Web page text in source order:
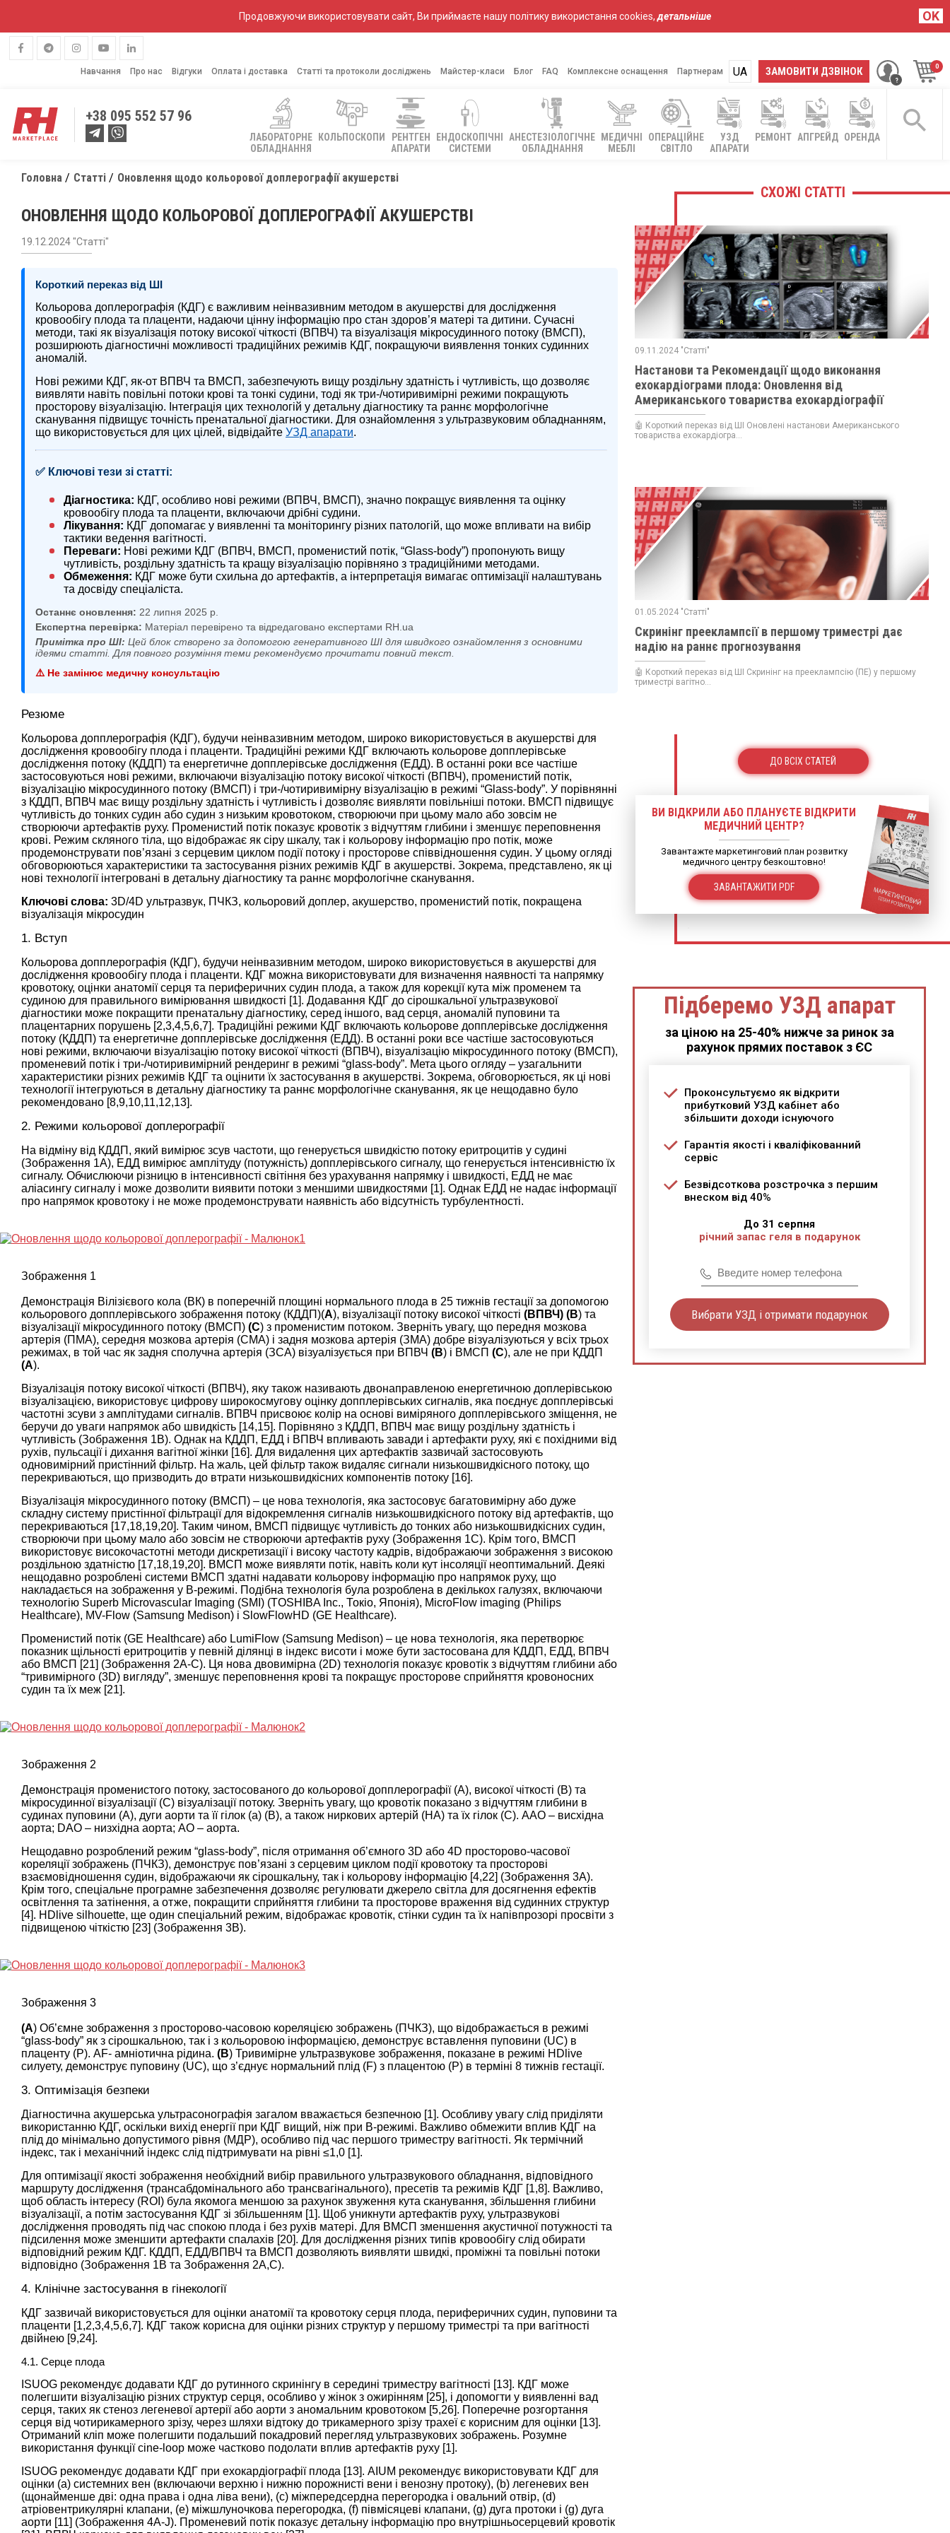
Продовжуючи використовувати сайт, Ви приймаєте нашу політику використання cookies,детальніше OK
Навчання Про нас Відгуки Оплата і доставка Статті та протоколи досліджень Майстер-класи Блог FAQ Комплексне оснащення Партнерам ЗАМОВИТИ ДЗВІНОК
UA
RU
+38 095 552 57 96
ЛАБОРАТОРНЕ
ОБЛАДНАННЯ
КОЛЬПОСКОПИ
РЕНТГЕН
АПАРАТИ
ЕНДОСКОПІЧНІ
СИСТЕМИ
АНЕСТЕЗІОЛОГІЧНЕ
ОБЛАДНАННЯ
МЕДИЧНІ
МЕБЛІ
ОПЕРАЦІЙНЕ
СВІТЛО
УЗД
АПАРАТИ
РЕМОНТ АПГРЕЙД ОРЕНДА
Головна Статті Оновлення щодо кольорової доплерографії акушерстві
ОНОВЛЕННЯ ЩОДО КОЛЬОРОВОЇ ДОПЛЕРОГРАФІЇ АКУШЕРСТВІ
19.12.2024 "Статті"
Короткий переказ від ШІ
Кольорова доплерографія (КДГ) є важливим неінвазивним методом в акушерстві для дослідження
кровообігу плода та плаценти, надаючи цінну інформацію про стан здоров’я матері та дитини. Сучасні
методи, такі як візуалізація потоку високої чіткості (ВПВЧ) та візуалізація мікросудинного потоку (ВМСП),
розширюють діагностичні можливості традиційних режимів КДГ, покращуючи виявлення тонких судинних
аномалій.
Нові режими КДГ, як-от ВПВЧ та ВМСП, забезпечують вищу роздільну здатність і чутливість, що дозволяє
виявляти навіть повільні потоки крові та тонкі судини, тоді як три-/чотиривимірні режими покращують
просторову візуалізацію. Інтеграція цих технологій у детальну діагностику та раннє морфологічне
сканування підвищує точність пренатальної діагностики. Для ознайомлення з ультразвуковим обладнанням,
що використовується для цих цілей, відвідайте УЗД апарати.
✅ Ключові тези зі статті:
Діагностика: КДГ, особливо нові режими (ВПВЧ, ВМСП), значно покращує виявлення та оцінку
кровообігу плода та плаценти, включаючи дрібні судини.
Лікування: КДГ допомагає у виявленні та моніторингу різних патологій, що може впливати на вибір
тактики ведення вагітності.
Переваги: Нові режими КДГ (ВПВЧ, ВМСП, променистий потік, “Glass-body”) пропонують вищу
чутливість, роздільну здатність та кращу візуалізацію порівняно з традиційними методами.
Обмеження: КДГ може бути схильна до артефактів, а інтерпретація вимагає оптимізації налаштувань
та досвіду спеціаліста.
Останнє оновлення: 22 липня 2025 р.
Експертна перевірка: Матеріал перевірено та відредаговано експертами RH.ua
Примітка про ШІ: Цей блок створено за допомогою генеративного ШІ для швидкого ознайомлення з основними
ідеями статті. Для повного розуміння теми рекомендуємо прочитати повний текст.
⚠️ Не замінює медичну консультацію
Резюме
Кольорова допплерографія (КДГ), будучи неінвазивним методом, широко використовується в акушерстві для
дослідження кровообігу плода і плаценти. Традиційні режими КДГ включають кольорове допплерівське
дослідження потоку (КДДП) та енергетичне допплерівське дослідження (ЕДД). В останні роки все частіше
застосовуються нові режими, включаючи візуалізацію потоку високої чіткості (ВПВЧ), променистий потік,
візуалізацію мікросудинного потоку (ВМСП) і три-/чотиривимірну візуалізацію в режимі “Glass-body”. У порівнянні
з КДДП, ВПВЧ має вищу роздільну здатність і чутливість і дозволяє виявляти повільніші потоки. ВМСП підвищує
чутливість до тонких судин або судин з низьким кровотоком, створюючи при цьому мало або зовсім не
створюючи артефактів руху. Променистий потік показує кровотік з відчуттям глибини і зменшує переповнення
крові. Режим скляного тіла, що відображає як сіру шкалу, так і кольорову інформацію про потік, може
продемонструвати пов’язані з серцевим циклом події потоку і просторове співвідношення судин. У цьому огляді
обговорюються характеристики та застосування різних режимів КДГ в акушерстві. Зокрема, представлено, як ці
нові технології інтегровані в детальну діагностику та раннє морфологічне сканування.
Ключові слова: 3D/4D ультразвук, ПЧКЗ, кольоровий доплер, акушерство, променистий потік, покращена
візуалізація мікросудин
1. Вступ
Кольорова допплерографія (КДГ), будучи неінвазивним методом, широко використовується в акушерстві для
дослідження кровообігу плода і плаценти. КДГ можна використовувати для визначення наявності та напрямку
кровотоку, оцінки анатомії серця та периферичних судин плода, а також для корекції кута між променем та
судиною для правильного вимірювання швидкості [1]. Додавання КДГ до сірошкальної ультразвукової
діагностики може покращити пренатальну діагностику, серед іншого, вад серця, аномалій пуповини та
плацентарних порушень [2,3,4,5,6,7]. Традиційні режими КДГ включають кольорове допплерівське дослідження
потоку (КДДП) та енергетичне допплерівське дослідження (ЕДД). В останні роки все частіше застосовуються
нові режими, включаючи візуалізацію потоку високої чіткості (ВПВЧ), візуалізацію мікросудинного потоку (ВМСП),
променевий потік і три-/чотиривимірний рендеринг в режимі “glass-body”. Мета цього огляду – узагальнити
характеристики різних режимів КДГ та оцінити їх застосування в акушерстві. Зокрема, обговорюється, як ці нові
технології інтегруються в детальну діагностику та раннє морфологічне сканування, як це нещодавно було
рекомендовано [8,9,10,11,12,13].
2. Режими кольорової доплерографії
На відміну від КДДП, який вимірює зсув частоти, що генерується швидкістю потоку еритроцитів у судині
(Зображення 1A), ЕДД вимірює амплітуду (потужність) допплерівського сигналу, що генерується інтенсивністю їх
сигналу. Обчислюючи різницю в інтенсивності світіння без урахування напрямку і швидкості, ЕДД не має
аліасингу сигналу і може дозволити виявити потоки з меншими швидкостями [1]. Однак ЕДД не надає інформації
про напрямок кровотоку і не може продемонструвати наявність або відсутність турбулентності.
Зображення 1
Демонстрація Вілізієвого кола (ВК) в поперечній площині нормального плода в 25 тижнів гестації за допомогою
кольорового допплерівського зображення потоку (КДДП)(A), візуалізації потоку високої чіткості (ВПВЧ) (B) та
візуалізації мікросудинного потоку (ВМСП) (C) з променистим потоком. Зверніть увагу, що передня мозкова
артерія (ПМА), середня мозкова артерія (СМА) і задня мозкова артерія (ЗМА) добре візуалізуються у всіх трьох
режимах, в той час як задня сполучна артерія (ЗСА) візуалізується при ВПВЧ (B) і ВМСП (C), але не при КДДП
(A).
Візуалізація потоку високої чіткості (ВПВЧ), яку також називають двонаправленою енергетичною доплерівською
візуалізацією, використовує цифрову широкосмугову оцінку допплерівських сигналів, яка поєднує допплерівські
частотні зсуви з амплітудами сигналів. ВПВЧ присвоює колір на основі виміряного допплерівського зміщення, не
беручи до уваги напрямок або швидкість [14,15]. Порівняно з КДДП, ВПВЧ має вищу роздільну здатність і
чутливість (Зображення 1B). Однак на КДДП, ЕДД і ВПВЧ впливають завади і артефакти руху, які є похідними від
рухів, пульсації і дихання вагітної жінки [16]. Для видалення цих артефактів зазвичай застосовують
одновимірний пристінний фільтр. На жаль, цей фільтр також видаляє сигнали низькошвидкісного потоку, що
перекриваються, що призводить до втрати низькошвидкісних компонентів потоку [16].
Візуалізація мікросудинного потоку (ВМСП) – це нова технологія, яка застосовує багатовимірну або дуже
складну систему пристінної фільтрації для відокремлення сигналів низькошвидкісного потоку від артефактів, що
перекриваються [17,18,19,20]. Таким чином, ВМСП підвищує чутливість до тонких або низькошвидкісних судин,
створюючи при цьому мало або зовсім не створюючи артефактів руху (Зображення 1C). Крім того, ВМСП
використовує високочастотні методи дискретизації і високу частоту кадрів, відображаючи зображення з високою
роздільною здатністю [17,18,19,20]. ВМСП може виявляти потік, навіть коли кут інсоляції неоптимальний. Деякі
нещодавно розроблені системи ВМСП здатні надавати кольорову інформацію про напрямок руху, що
накладається на зображення у В-режимі. Подібна технологія була розроблена в декількох галузях, включаючи
технологію Superb Microvascular Imaging (SMI) (TOSHIBA Inc., Токіо, Японія), MicroFlow imaging (Philips
Healthcare), MV-Flow (Samsung Medison) і SlowFlowHD (GE Healthcare).
Променистий потік (GE Healthcare) або LumiFlow (Samsung Medison) – це нова технологія, яка перетворює
показник щільності еритроцитів у певній ділянці в індекс висоти і може бути застосована для КДДП, ЕДД, ВПВЧ
або ВМСП [21] (Зображення 2A-C). Ця нова двовимірна (2D) технологія показує кровотік з відчуттям глибини або
“тривимірного (3D) вигляду”, зменшує переповнення крові та покращує просторове сприйняття кровоносних
судин та їх меж [21].
Зображення 2
Демонстрація променистого потоку, застосованого до кольорової допплерографії (А), високої чіткості (В) та
мікросудинної візуалізації (С) візуалізації потоку. Зверніть увагу, що кровотік показано з відчуттям глибини в
судинах пуповини (А), дуги аорти та її гілок (а) (В), а також ниркових артерій (НА) та їх гілок (С). AAO – висхідна
аорта; DAO – низхідна аорта; AO – аорта.
Нещодавно розроблений режим “glass-body”, після отримання об’ємного 3D або 4D просторово-часової
кореляції зображень (ПЧКЗ), демонструє пов’язані з серцевим циклом події кровотоку та просторові
взаємовідношення судин, відображаючи як сірошкальну, так і кольорову інформацію [4,22] (Зображення 3А).
Крім того, спеціальне програмне забезпечення дозволяє регулювати джерело світла для досягнення ефектів
освітлення та затінення, а отже, покращити сприйняття глибини та просторове враження від судинних структур
[4]. HDlive silhouette, ще один спеціальний режим, відображає кровотік, стінки судин та їх напівпрозорі просвіти з
підвищеною чіткістю [23] (Зображення 3В).
Зображення 3
(А) Об’ємне зображення з просторово-часовою кореляцією зображень (ПЧКЗ), що відображається в режимі
“glass-body” як з сірошкальною, так і з кольоровою інформацією, демонструє вставлення пуповини (UC) в
плаценту (P). AF- амніотична рідина. (B) Тривимірне ультразвукове зображення, показане в режимі HDlive
силуету, демонструє пуповину (UC), що з’єднує нормальний плід (F) з плацентою (P) в терміні 8 тижнів гестації.
3. Оптимізація безпеки
Діагностична акушерська ультрасонографія загалом вважається безпечною [1]. Особливу увагу слід приділяти
використанню КДГ, оскільки вихід енергії при КДГ вищий, ніж при В-режимі. Важливо обмежити вплив КДГ на
плід до мінімально допустимого рівня (МДР), особливо під час першого триместру вагітності. Як термічний
індекс, так і механічний індекс слід підтримувати на рівні ≤1,0 [1].
Для оптимізації якості зображення необхідний вибір правильного ультразвукового обладнання, відповідного
маршруту дослідження (трансабдомінального або трансвагінального), пресетів та режимів КДГ [1,8]. Важливо,
щоб область інтересу (ROI) була якомога меншою за рахунок звуження кута сканування, збільшення глибини
візуалізації, а потім застосування КДГ зі збільшенням [1]. Щоб уникнути артефактів руху, ультразвукові
дослідження проводять під час спокою плода і без рухів матері. Для ВМСП зменшення акустичної потужності та
підсилення може зменшити артефакти спалахів [20]. Для дослідження різних типів кровообігу слід обирати
відповідний режим КДГ. КДДП, ЕДД/ВПВЧ та ВМСП дозволяють виявляти швидкі, проміжні та повільні потоки
відповідно (Зображення 1B та Зображення 2A,C).
4. Клінічне застосування в гінекології
КДГ зазвичай використовується для оцінки анатомії та кровотоку серця плода, периферичних судин, пуповини та
плаценти [1,2,3,4,5,6,7]. КДГ також корисна для оцінки різних структур у першому триместрі та при вагітності
двійнею [9,24].
4.1. Серце плода
ISUOG рекомендує додавати КДГ до рутинного скринінгу в середині триместру вагітності [13]. КДГ може
полегшити візуалізацію різних структур серця, особливо у жінок з ожирінням [25], і допомогти у виявленні вад
серця, таких як стеноз легеневої артерії або аорти з аномальним кровотоком [5,26]. Поперечне розгортання
серця від чотирикамерного зрізу, через шляхи відтоку до трикамерного зрізу трахеї є корисним для оцінки [13].
Отриманий кліп може полегшити подальший покадровий перегляд ультразвукових зображень. Розумне
використання функції cine-loop може частково подолати вплив артефактів руху [1].
ISUOG рекомендує додавати КДГ при ехокардіографії плода [13]. AIUM рекомендує використовувати КДГ для
оцінки (а) системних вен (включаючи верхню і нижню порожнисті вени і венозну протоку), (b) легеневих вен
(щонайменше дві: одна права і одна ліва вени), (c) міжпередсердна перегородка і овальний отвір, (d)
атріовентрикулярні клапани, (e) міжшлуночкова перегородка, (f) півмісяцеві клапани, (g) дуга протоки і (g) дуга
аорти [11] (Зображення 4A-J). Променевий потік показує детальну інформацію про внутрішньосерцевий кровотік
СХОЖІ СТАТТІ
09.11.2024 "Статті"
Настанови та Рекомендації щодо виконання
ехокардіограми плода: Оновлення від
Американського товариства ехокардіографії
🤖 Короткий переказ від ШІ Оновлені настанови Американського
товариства ехокардіогра...
01.05.2024 "Статті"
Скринінг прееклампсії в першому триместрі дає
надію на раннє прогнозування
🤖 Короткий переказ від ШІ Скринінг на прееклампсію (ПЕ) у першому
триместрі вагітно...
ДО ВСІХ СТАТЕЙ
ВИ ВІДКРИЛИ АБО ПЛАНУЄТЕ ВІДКРИТИ
МЕДИЧНИЙ ЦЕНТР?
Завантажте маркетинговий план розвитку
медичного центру безкоштовно!
ЗАВАНТАЖИТИ PDF
Підберемо УЗД апарат
за ціною на 25-40% нижче за ринок за
рахунок прямих поставок з ЄС
Проконсультуємо як відкрити
прибутковий УЗД кабінет або
збільшити доходи існуючого
Гарантія якості і кваліфікованний
сервіс
Безвідсоткова розстрочка з першим
внеском від 40%
До 31 серпня
річний запас геля в подарунок
Вибрати УЗД і отримати подарунок